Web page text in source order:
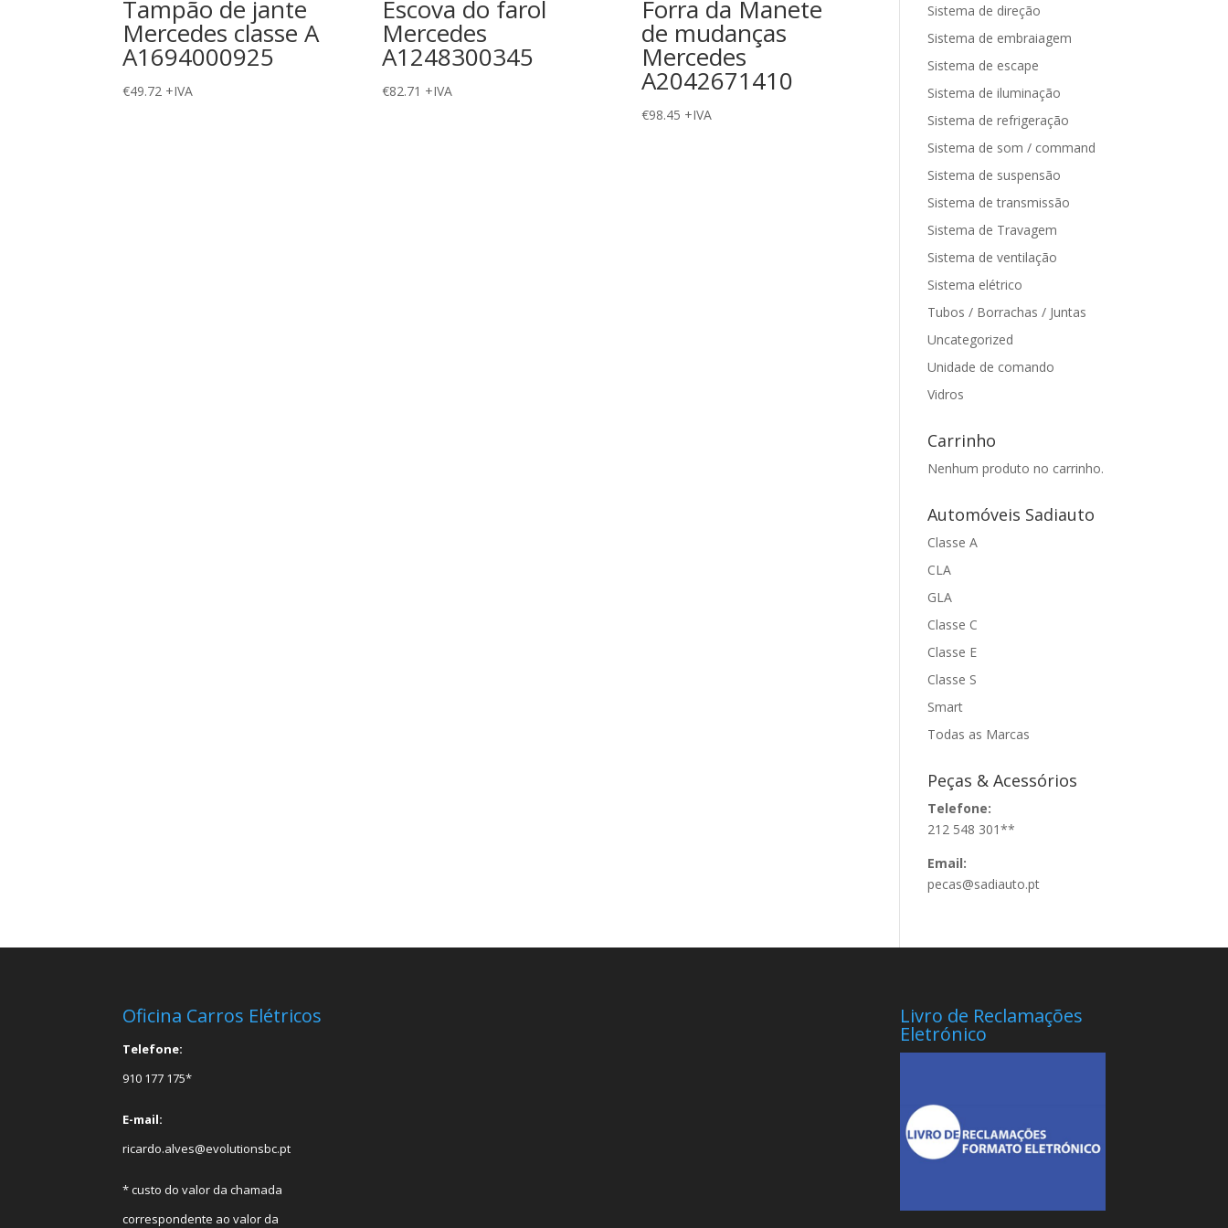
Tampão de jante
Mercedes classe A
A1694000925
€49.72 +IVA
Escova do farol
Mercedes
A1248300345
€82.71 +IVA
Forra da Manete
de mudanças
Mercedes
A2042671410
€98.45 +IVA
Sistema de direção
Sistema de embraiagem
Sistema de escape
Sistema de iluminação
Sistema de refrigeração
Sistema de som / command
Sistema de suspensão
Sistema de transmissão
Sistema de Travagem
Sistema de ventilação
Sistema elétrico
Tubos / Borrachas / Juntas
Uncategorized
Unidade de comando
Vidros
Carrinho
Nenhum produto no carrinho.
Automóveis Sadiauto
Classe A
CLA
GLA
Classe C
Classe E
Classe S
Smart
Todas as Marcas
Peças & Acessórios
Telefone:
212 548 301**
Email:
pecas@sadiauto.pt
Oficina Carros Elétricos
Telefone:
910 177 175*
E-mail:
ricardo.alves@evolutionsbc.pt
* custo do valor da chamada
correspondente ao valor da
Livro de Reclamações
Eletrónico